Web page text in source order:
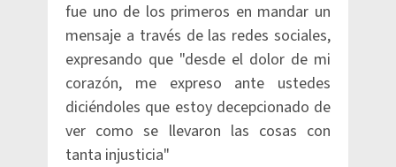
fue uno de los primeros en mandar un
mensaje a través de las redes sociales,
expresando que "desde el dolor de mi
corazón, me expreso ante ustedes
diciéndoles que estoy decepcionado de
ver como se llevaron las cosas con
tanta injusticia"